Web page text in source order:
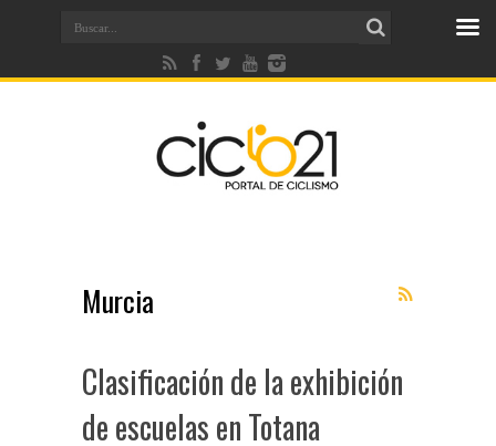
Murcia
Clasificación de la exhibición
de escuelas en Totana